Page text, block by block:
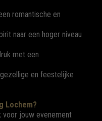
romantische en
naar een hoger niveau
met een
en feestelijke
Lochem?
voor jouw evenement